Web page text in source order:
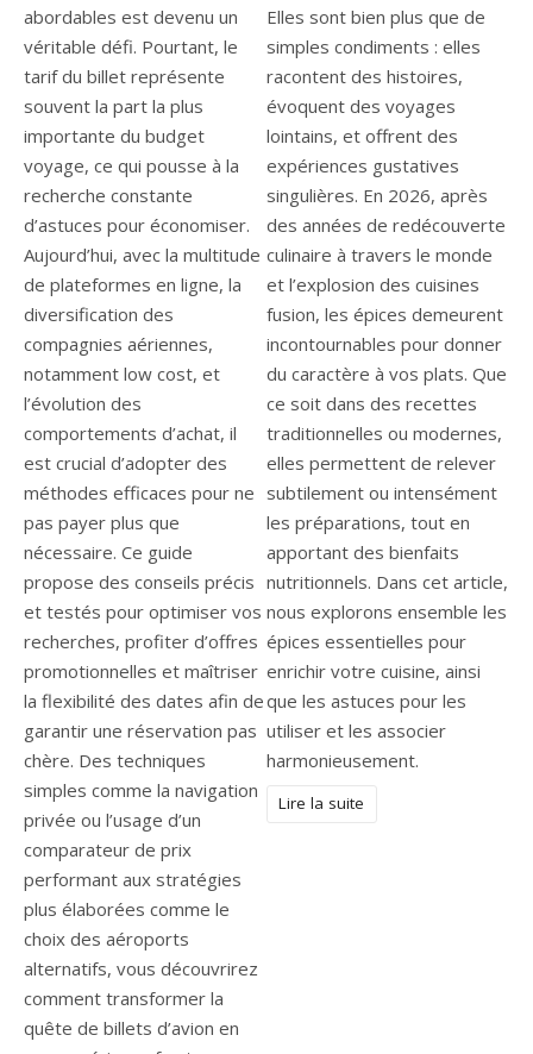
abordables est devenu un
véritable défi. Pourtant, le
tarif du billet représente
souvent la part la plus
importante du budget
voyage, ce qui pousse à la
recherche constante
d’astuces pour économiser.
Aujourd’hui, avec la multitude
de plateformes en ligne, la
diversification des
compagnies aériennes,
notamment low cost, et
l’évolution des
comportements d’achat, il
est crucial d’adopter des
méthodes efficaces pour ne
pas payer plus que
nécessaire. Ce guide
propose des conseils précis
et testés pour optimiser vos
recherches, profiter d’offres
promotionnelles et maîtriser
la flexibilité des dates afin de
garantir une réservation pas
chère. Des techniques
simples comme la navigation
privée ou l’usage d’un
comparateur de prix
performant aux stratégies
plus élaborées comme le
choix des aéroports
alternatifs, vous découvrirez
comment transformer la
quête de billets d’avion en
Elles sont bien plus que de
simples condiments : elles
racontent des histoires,
évoquent des voyages
lointains, et offrent des
expériences gustatives
singulières. En 2026, après
des années de redécouverte
culinaire à travers le monde
et l’explosion des cuisines
fusion, les épices demeurent
incontournables pour donner
du caractère à vos plats. Que
ce soit dans des recettes
traditionnelles ou modernes,
elles permettent de relever
subtilement ou intensément
les préparations, tout en
apportant des bienfaits
nutritionnels. Dans cet article,
nous explorons ensemble les
épices essentielles pour
enrichir votre cuisine, ainsi
que les astuces pour les
utiliser et les associer
harmonieusement.
Lire la suite